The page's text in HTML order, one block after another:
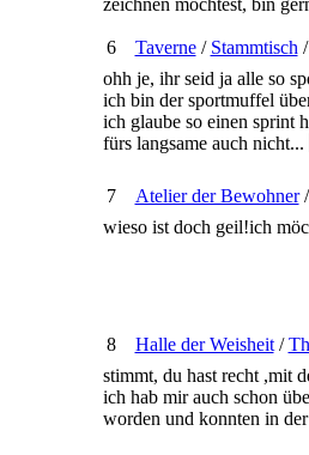
zeichnen möchtest, bin
6 Taverne/ Stammtisch /
ohh je, ihr seid ja alle so
ich bin der sportmuffel
ich glaube so einen sprint
fürs langsame auch nicht...
7 Atelier der Bewohner/
wieso ist doch geil!ich
8 Halle der Weisheit/
stimmt, du hast recht ,mit
ich hab mir auch schon
worden und konnten in